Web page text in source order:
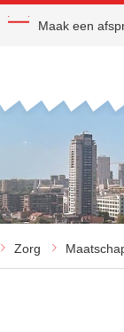
Maak een
Zorg